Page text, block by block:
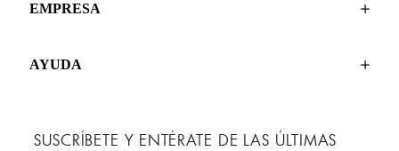
EMPRESA
AYUDA
SUSCRÍBETE Y ENTÉRATE DE LAS ÚLTIMAS